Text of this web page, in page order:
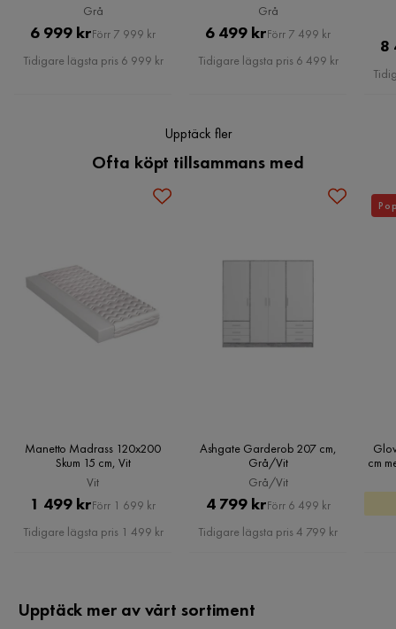
Serie Laargard
Grå
Pris
6 999 krOriginal
Pris
Förr 7 999 kr
Tidigare lägsta pris 6 999 kr
Grå
Pris
6 499 krOriginal
Pris
Förr 7 499 kr
Tidigare lägsta pris 6 499 kr
8
Upptäck fler
Ofta köpt tillsammans med
Manetto Madrass 120x200
Skum 15 cm, Vit
Vit
Pris
1 499 krOriginal
Pris
Förr 1 699 kr
Tidigare lägsta pris 1 499 kr
Ashgate Garderob 207 cm,
Grå/Vit
Grå/Vit
Pris
4 799 krOriginal
Pris
Förr 6 499 kr
Tidigare lägsta pris 4 799 kr
cm
Upptäck mer av vårt sortiment